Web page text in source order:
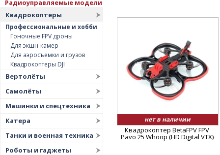
Радиоуправляемые модели
Квадрокоптеры
Профессиональные и хобби
Гоночные FPV дроны
Для экшн-камер
Для аэросъемки и грузов
Квадрокоптеры DJI
Вертолёты
Самолёты
Машинки и спецтехника
Катера
Танки и военная техника
Роботы и гаджеты
нет в наличии
Квадрокоптер BetaFPV FPV
Pavo 25 Whoop (HD Digital VTX)